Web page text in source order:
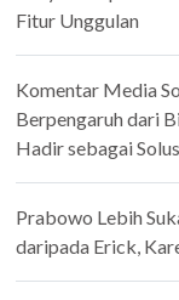
Fitur Unggulan
Komentar Media
Berpengaruh dari
Hadir sebagai
Prabowo Lebih
daripada Erick,